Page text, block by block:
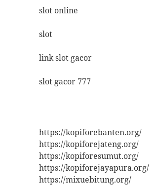
slot online
slot
link slot gacor
slot gacor 777
https://kopiforebanten.org/
https://kopiforejateng.org/
https://kopiforesumut.org/
https://kopiforejayapura.org/
https://mixuebitung.org/